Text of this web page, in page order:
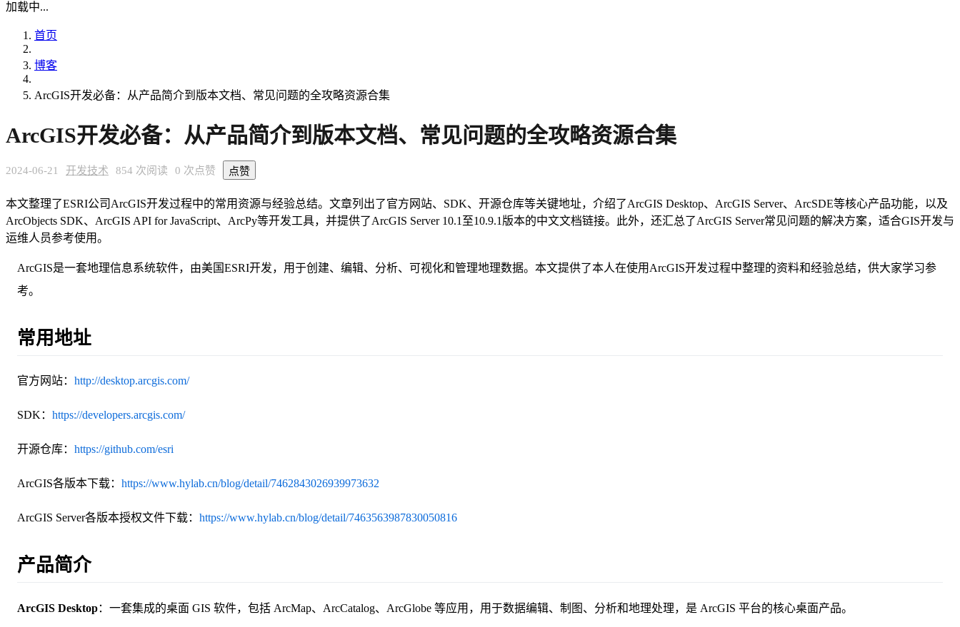
加载中...
首页
博客
ArcGIS开发必备：从产品简介到版本文档、常见问题的全攻略资源合集
ArcGIS开发必备：从产品简介到版本文档、常见问题的全攻略资源合集
2024-06-21 开发技术 854 次阅读 0 次点赞 点赞
本文整理了ESRI公司ArcGIS开发过程中的常用资源与经验总结。文章列出了官方网站、SDK、开源仓库等关键地址，介绍了ArcGIS Desktop、ArcGIS Server、ArcSDE等核心产品功能，以及
ArcObjects SDK、ArcGIS API for JavaScript、ArcPy等开发工具，并提供了ArcGIS Server 10.1至10.9.1版本的中文文档链接。此外，还汇总了ArcGIS Server常见问题的解决方案，适合GIS开发与
运维人员参考使用。
ArcGIS是一套地理信息系统软件，由美国ESRI开发，用于创建、编辑、分析、可视化和管理地理数据。本文提供了本人在使用ArcGIS开发过程中整理的资料和经验总结，供大家学习参
考。
常用地址
官方网站： http://desktop.arcgis.com/
SDK： https://developers.arcgis.com/
开源仓库： https://github.com/esri
ArcGIS各版本下载： https://www.hylab.cn/blog/detail/7462843026939973632
ArcGIS Server各版本授权文件下载： https://www.hylab.cn/blog/detail/7463563987830050816
产品简介
ArcGIS Desktop：一套集成的桌面 GIS 软件，包括 ArcMap、ArcCatalog、ArcGlobe 等应用，用于数据编辑、制图、分析和地理处理，是 ArcGIS 平台的核心桌面产品。